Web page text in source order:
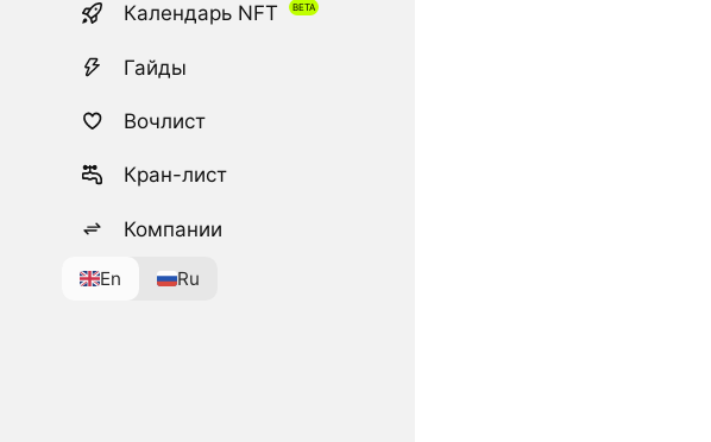
Календарь NFT
Гайды
Вочлист
Кран-лист
Компании
En Ru